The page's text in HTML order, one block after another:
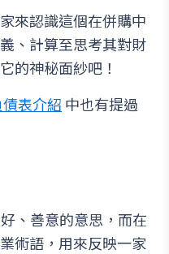
來認識這個在併購中
、計算至思考其對財
的神秘面紗吧！
表介紹 中也有提過
、善意的意思，而在
術語，用來反映一家